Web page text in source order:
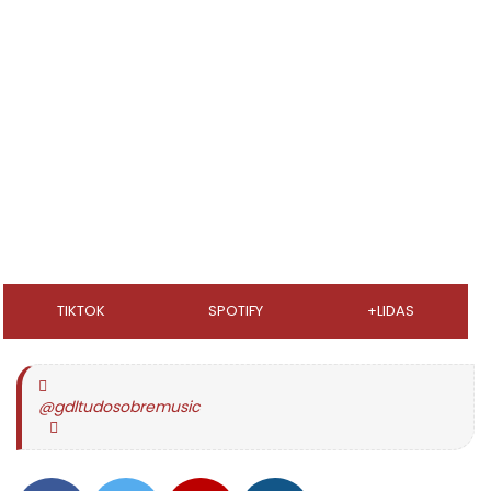
TIKTOK SPOTIFY +LIDAS
@gdltudosobremusic